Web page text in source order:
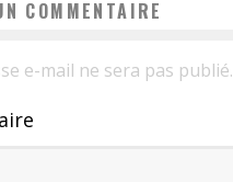
COMMENTAIRE
e-mail ne sera pas publié.